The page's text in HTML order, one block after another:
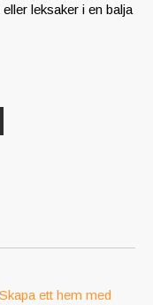
leksaker i en balja
ett hem med